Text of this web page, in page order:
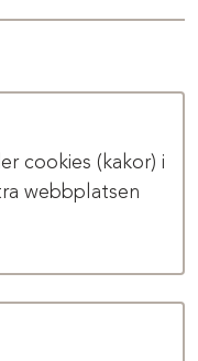
cookies (kakor) i
webbplatsen